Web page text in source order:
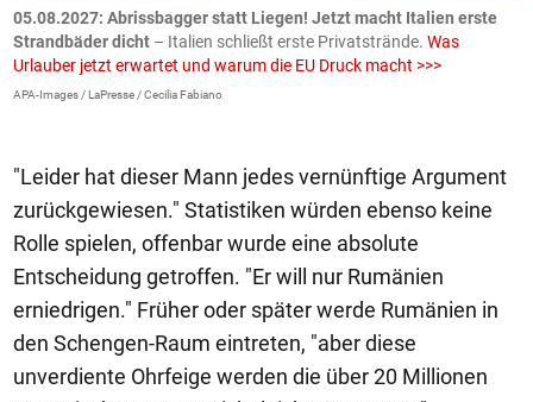
05.08.2027: Abrissbagger statt Liegen! Jetzt macht Italien erste
Strandbäder dicht – Italien schließt erste Privatstrände. Was
Urlauber jetzt erwartet und warum die EU Druck macht >>>
APA-Images / LaPresse / Cecilia Fabiano
"Leider hat dieser Mann jedes vernünftige Argument
zurückgewiesen." Statistiken würden ebenso keine
Rolle spielen, offenbar wurde eine absolute
Entscheidung getroffen. "Er will nur Rumänien
erniedrigen." Früher oder später werde Rumänien in
den Schengen-Raum eintreten, "aber diese
unverdiente Ohrfeige werden die über 20 Millionen